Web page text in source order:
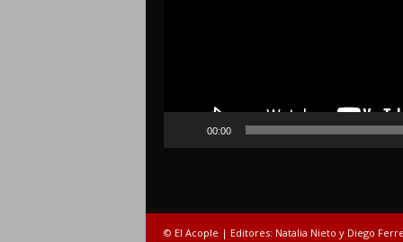
00:00
© El Acople | Editores: Natalia Nieto y Diego